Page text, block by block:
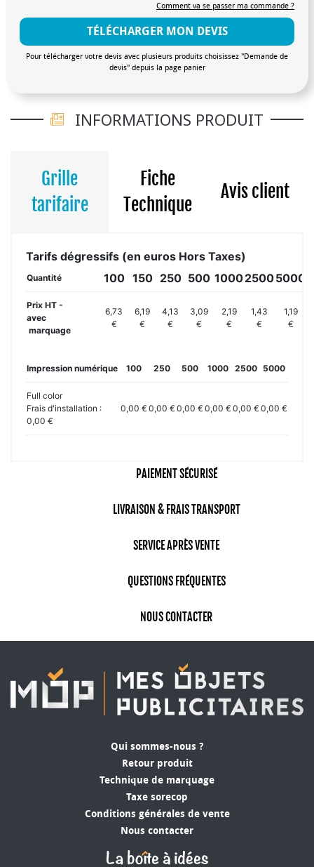
Comment va se passer ma commande ?
TÉLÉCHARGER MON DEVIS
Pour télécharger votre devis avec plusieurs produits choisissez "Demande de
devis" depuis la page panier
INFORMATIONS PRODUIT
Grille
tarifaire
Fiche
Technique
Avis client
Tarifs dégressifs (en euros Hors Taxes)
Quantité 100 150 250 500 100025005000
Prix HT -
avec
marquage
6,73
€
6,19
€
4,13
€
3,09
€
2,19
€
1,43
€
1,19
€
Impression numérique 100 250 500 1000 2500 5000
Full color
Frais d'installation :
0,00 €
0,00 € 0,00 € 0,00 € 0,00 € 0,00 € 0,00 €
PAIEMENT SÉCURISÉ
LIVRAISON & FRAIS TRANSPORT
SERVICE APRÈS VENTE
QUESTIONS FRÉQUENTES
NOUS CONTACTER
Qui sommes-nous ?
Retour produit
Technique de marquage
Taxe sorecop
Conditions générales de vente
Nous contacter